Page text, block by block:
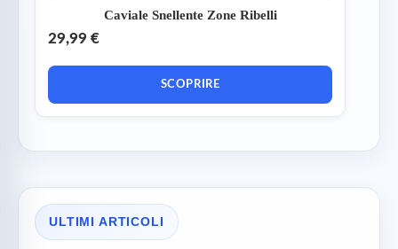
Caviale Snellente Zone Ribelli
29,99 €
SCOPRIRE
ULTIMI ARTICOLI